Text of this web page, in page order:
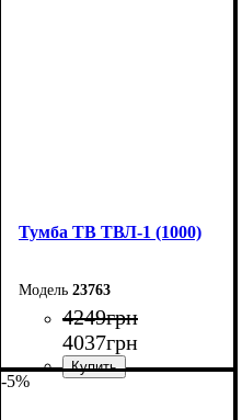
Тумба ТВ ТВЛ-1 (1000)
23763
4249грн
4037грн
-5%